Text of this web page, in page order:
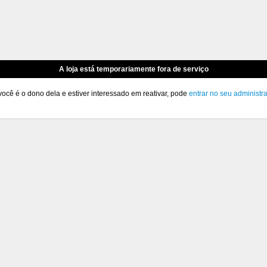
A loja está temporariamente fora de serviço
é o dono dela e estiver interessado em reativar, pode entrar no seu